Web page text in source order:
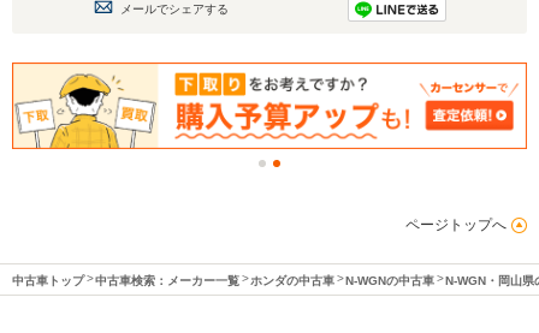
メールでシェアする
ページトップへ
中古車トップ 中古車検索：メーカー一覧 ホンダの中古車 N-WGNの中古車 N-WGN・岡山県